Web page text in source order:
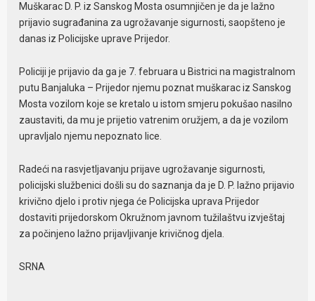
Muškarac D. P. iz Sanskog Mosta osumnjičen je da je lažno
prijavio sugrađanina za ugrožavanje sigurnosti, saopšteno je
danas iz Policijske uprave Prijedor.
Policiji je prijavio da ga je 7. februara u Bistrici na magistralnom
putu Banjaluka – Prijedor njemu poznat muškarac iz Sanskog
Mosta vozilom koje se kretalo u istom smjeru pokušao nasilno
zaustaviti, da mu je prijetio vatrenim oružjem, a da je vozilom
upravljalo njemu nepoznato lice.
Radeći na rasvjetljavanju prijave ugrožavanje sigurnosti,
policijski službenici došli su do saznanja da je D. P. lažno prijavio
krivično djelo i protiv njega će Policijska uprava Prijedor
dostaviti prijedorskom Okružnom javnom tužilaštvu izvještaj
za počinjeno lažno prijavljivanje krivičnog djela.
SRNA